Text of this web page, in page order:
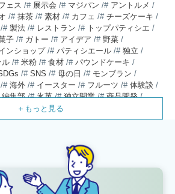
ェス 展示会 マジパン
アントルメ
抹茶 素材 カフェ
チーズケーキ
製法 レストラン
トップパティシエ
子 ガトー アイデア
野菜
ンショップ パティシエール
独立
ル 米粉 食材
パウンドケーキ
SNS 母の日
モンブラン
海外 イースター フルーツ
体験談
編集部 氷菓 独立開業
商品開発
ブーランジェ
パン スタッフ育成
就職活動
インタビュー
コロナ対策
ショコラティエ
工場 専門学生
海外事情
生菓子 アシェットデセール